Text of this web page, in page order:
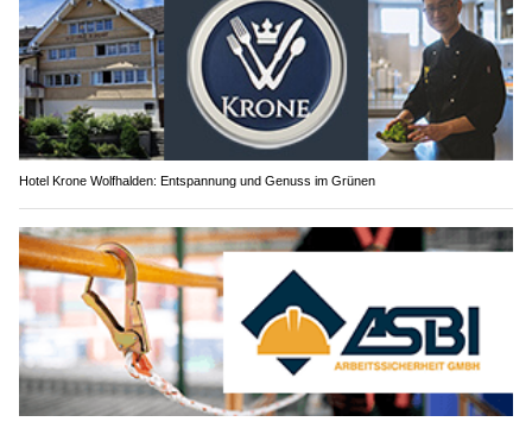
Hotel Krone Wolfhalden: Entspannung und Genuss im Grünen